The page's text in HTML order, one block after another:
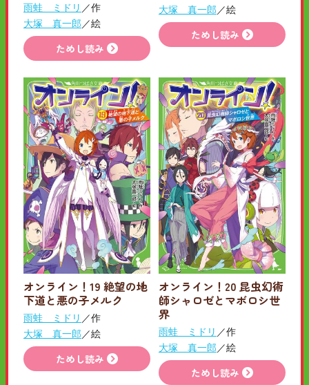
雨蛙 ミドリ ／作
大塚 真一郎 ／絵
ためし読み
大塚 真一郎 ／絵
ためし読み
オンライン！19 絶望の地
下道と悪の子メルク
雨蛙 ミドリ ／作
大塚 真一郎 ／絵
ためし読み
オンライン！20 昆虫幻術
師シャロゼとマボロシ世
界
雨蛙 ミドリ ／作
大塚 真一郎 ／絵
ためし読み